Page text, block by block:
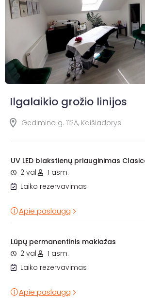
Ilgalaikio grožio linijos
Gedimino g. 112A, Kaišiadorys
UV LED blakstienų priauginimas
2 val.
1 asm.
Laiko rezervavimas
Apie paslaugą
Lūpų permanentinis makiažas
2 val.
1 asm.
Laiko rezervavimas
Apie paslaugą